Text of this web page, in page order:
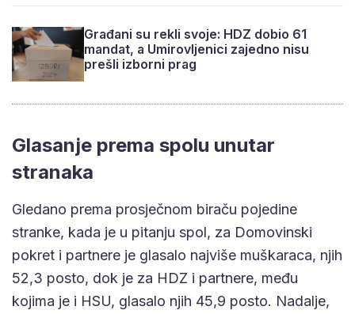
Građani su rekli svoje: HDZ dobio 61
mandat, a Umirovljenici zajedno nisu
prešli izborni prag
Glasanje prema spolu unutar
stranaka
Gledano prema prosječnom biraču pojedine
stranke, kada je u pitanju spol, za Domovinski
pokret i partnere je glasalo najviše muškaraca, njih
52,3 posto, dok je za HDZ i partnere, među
kojima je i HSU, glasalo njih 45,9 posto. Nadalje,